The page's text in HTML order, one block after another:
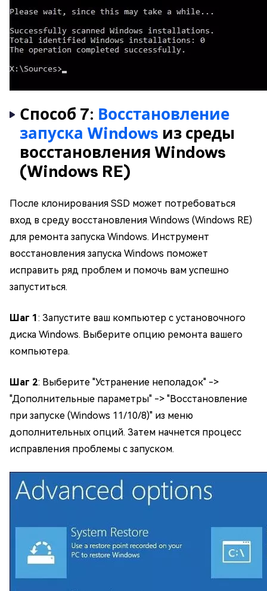
Способ 7: Восстановление
запуска Windows из среды
восстановления Windows
(Windows RE)
После клонирования SSD может потребоваться
вход в среду восстановления Windows (Windows RE)
для ремонта запуска Windows. Инструмент
восстановления запуска Windows поможет
исправить ряд проблем и помочь вам успешно
запуститься.
Шаг 1: Запустите ваш компьютер с установочного
диска Windows. Выберите опцию ремонта вашего
компьютера.
Шаг 2: Выберите "Устранение неполадок" ->
"Дополнительные параметры" -> "Восстановление
при запуске (Windows 11/10/8)" из меню
дополнительных опций. Затем начнется процесс
исправления проблемы с запуском.